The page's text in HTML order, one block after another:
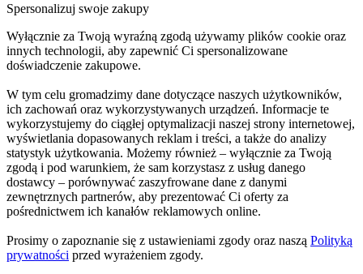
Spersonalizuj swoje zakupy
Wyłącznie za Twoją wyraźną zgodą używamy plików cookie oraz
innych technologii, aby zapewnić Ci spersonalizowane
doświadczenie zakupowe.
W tym celu gromadzimy dane dotyczące naszych użytkowników,
ich zachowań oraz wykorzystywanych urządzeń. Informacje te
wykorzystujemy do ciągłej optymalizacji naszej strony internetowej,
wyświetlania dopasowanych reklam i treści, a także do analizy
statystyk użytkowania. Możemy również – wyłącznie za Twoją
zgodą i pod warunkiem, że sam korzystasz z usług danego
dostawcy – porównywać zaszyfrowane dane z danymi
zewnętrznych partnerów, aby prezentować Ci oferty za
pośrednictwem ich kanałów reklamowych online.
Prosimy o zapoznanie się z ustawieniami zgody oraz naszą Polityką
prywatności przed wyrażeniem zgody.